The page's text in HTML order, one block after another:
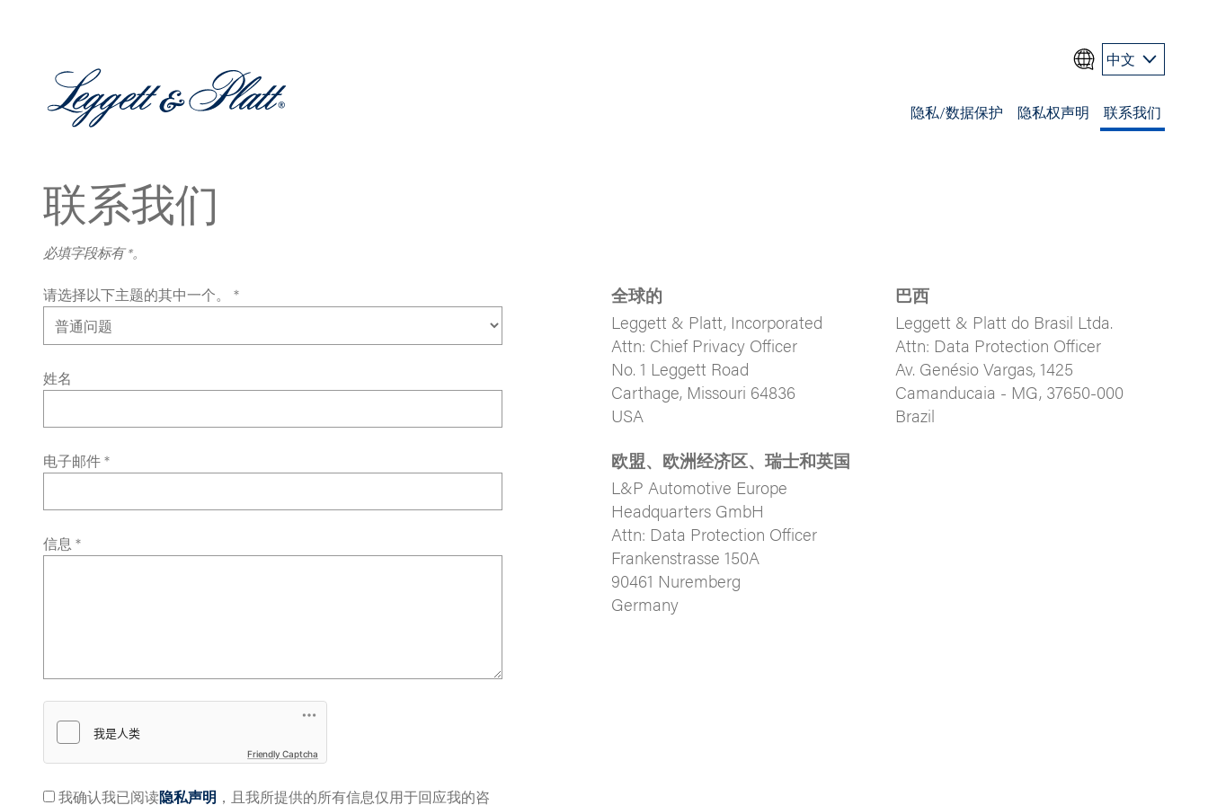
中文
隐私/数据保护 隐私权声明 联系我们
联系我们
必填字段标有 *。
请选择以下主题的其中一个。 *
姓名
电子邮件 *
信息 *
Friendly Captcha
我确认我已阅读隐私声明 ，且我所提供的所有信息仅用于回应我的咨
全球的
Leggett & Platt, Incorporated
Attn: Chief Privacy Officer
No. 1 Leggett Road
Carthage, Missouri 64836
USA
欧盟、欧洲经济区、瑞士和英国
L&P Automotive Europe
Headquarters GmbH
Attn: Data Protection Officer
Frankenstrasse 150A
90461 Nuremberg
Germany
巴西
Leggett & Platt do Brasil Ltda.
Attn: Data Protection Officer
Av. Genésio Vargas, 1425
Camanducaia - MG, 37650-000
Brazil